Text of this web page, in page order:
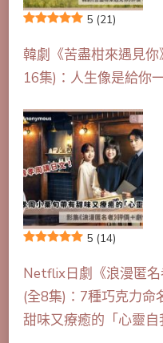
5 (21)
韓劇《苦盡柑來遇見
16集)：人生像是給你
5 (14)
Netflix日劇《浪漫匿
(全8集)：7種巧克力命
甜味又療癒的「心靈自